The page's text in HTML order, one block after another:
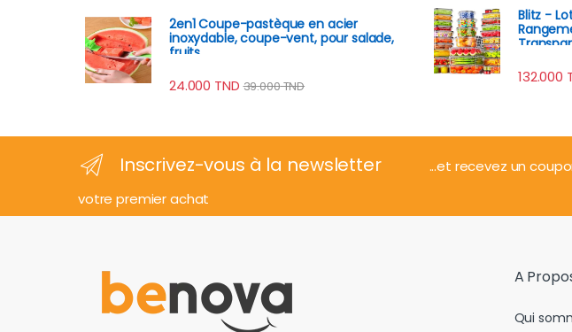
2en1 Coupe-pastèque en acier
inoxydable, coupe-vent, pour salade,
fruits
24.000 TND 39.000TND
Blitz -
132.000
Inscrivez-vous à la newsletter
...et recevez un
votre premier achat
A
Qui